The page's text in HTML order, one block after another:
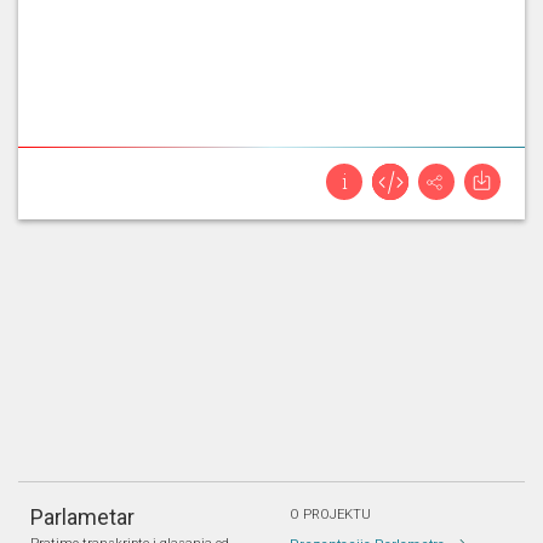
Parlametar
O PROJEKTU